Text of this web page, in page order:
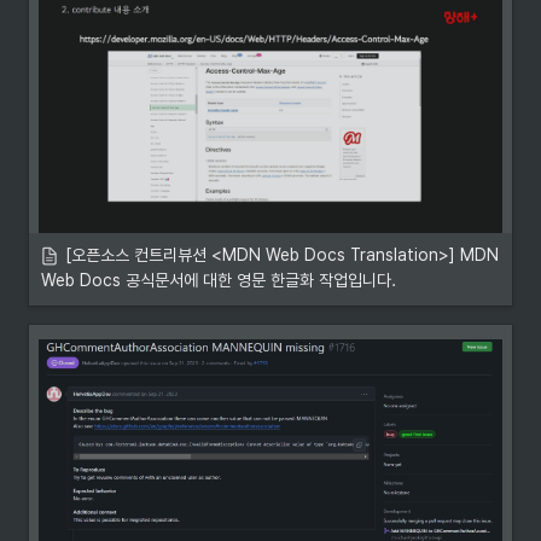
iamkun
JDD-Description
Lee-WonJun
Google Slides
Github Repository
translated-content
mdn
Google Slides
[오픈소스 컨트리뷰션 <MDN Web Docs Translation>] MDN
Web Docs 공식문서에 대한 영문 한글화 작업입니다.